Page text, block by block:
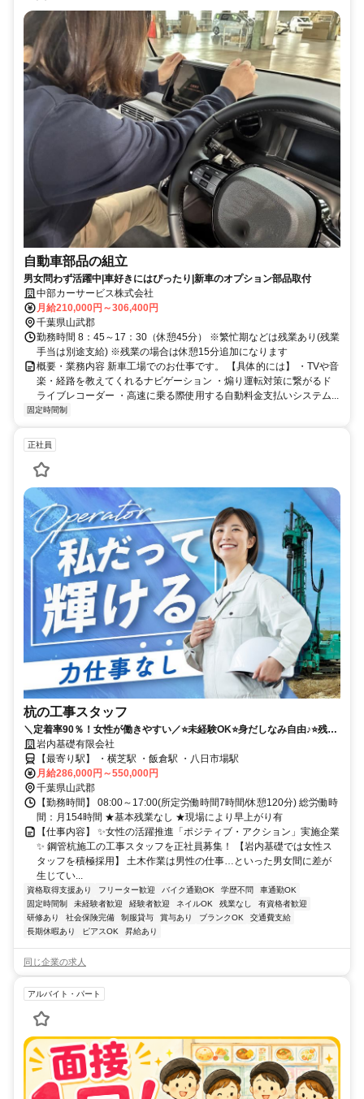
自動車部品の組立
男女問わず活躍中|車好きにはぴったり|新車のオプション部品取付
中部カーサービス株式会社
月給210,000円～306,400円
千葉県山武郡
勤務時間 8：45～17：30（休憩45分） ※繁忙期などは残業あり(残業
手当は別途支給) ※残業の場合は休憩15分追加になります
概要・業務内容 新車工場でのお仕事です。 【具体的には】 ・TVや音
楽・経路を教えてくれるナビゲーション ・煽り運転対策に繋がるド
ライブレコーダー ・高速に乗る際使用する自動料金支払いシステム...
固定時間制
正社員
杭の工事スタッフ
＼定着率90％！女性が働きやすい／⭐未経験OK⭐身だしなみ自由♪⭐残業
なし⭐有給取得率100％⭐育児時短勤務OK
岩内基礎有限会社
【最寄り駅】 ・横芝駅 ・飯倉駅 ・八日市場駅
月給286,000円～550,000円
千葉県山武郡
【勤務時間】 08:00～17:00(所定労働時間7時間/休憩120分) 総労働時
間：月154時間 ★基本残業なし ★現場により早上がり有
【仕事内容】 ✨女性の活躍推進「ポジティブ・アクション」実施企業
✨ 鋼管杭施工の工事スタッフを正社員募集！ 【岩内基礎では女性ス
タッフを積極採用】 土木作業は男性の仕事…といった男女間に差が
生じてい...
資格取得支援あり フリーター歓迎 バイク通勤OK 学歴不問
車通勤OK
固定時間制
未経験者歓迎 経験者歓迎 ネイルOK 残業なし
有資格者歓迎
研修あり
社会保険完備 制服貸与 賞与あり ブランクOK
交通費支給
長期休暇あり
ピアスOK 昇給あり
同じ企業の求人
アルバイト・パート